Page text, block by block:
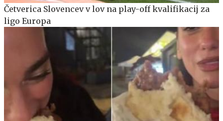
Četverica Slovencev v lov na play-off kvalifikacij za
ligo Europa